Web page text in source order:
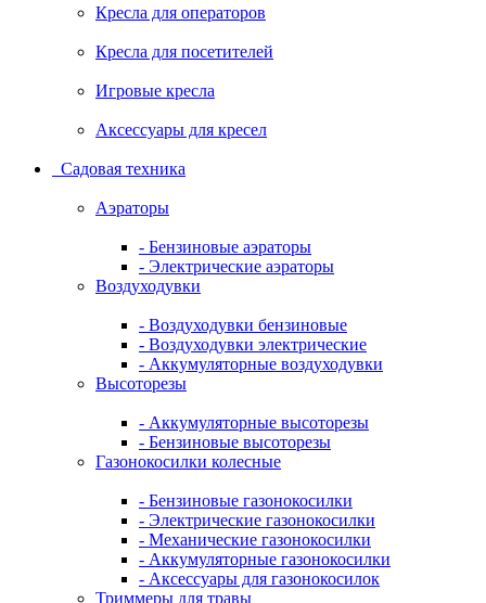
Кресла для операторов
Кресла для посетителей
Игровые кресла
Аксессуары для кресел
Садовая техника
Аэраторы
- Бензиновые аэраторы
- Электрические аэраторы
Воздуходувки
- Воздуходувки бензиновые
- Воздуходувки электрические
- Аккумуляторные воздуходувки
Высоторезы
- Аккумуляторные высоторезы
- Бензиновые высоторезы
Газонокосилки колесные
- Бензиновые газонокосилки
- Электрические газонокосилки
- Механические газонокосилки
- Аккумуляторные газонокосилки
- Аксессуары для газонокосилок
Триммеры для травы